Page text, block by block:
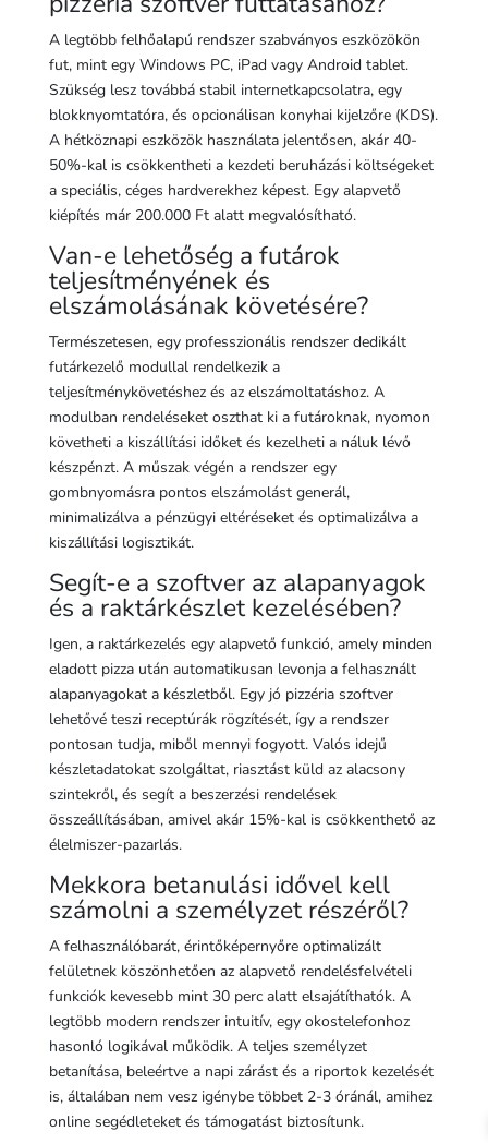
A legtöbb felhőalapú rendszer szabványos eszközökön
fut, mint egy Windows PC, iPad vagy Android tablet.
Szükség lesz továbbá stabil internetkapcsolatra, egy
blokknyomtatóra, és opcionálisan konyhai kijelzőre (KDS).
A hétköznapi eszközök használata jelentősen, akár 40-
50%-kal is csökkentheti a kezdeti beruházási költségeket
a speciális, céges hardverekhez képest. Egy alapvető
kiépítés már 200.000 Ft alatt megvalósítható.
Van-e lehetőség a futárok
teljesítményének és
elszámolásának követésére?
Természetesen, egy professzionális rendszer dedikált
futárkezelő modullal rendelkezik a
teljesítménykövetéshez és az elszámoltatáshoz. A
modulban rendeléseket oszthat ki a futároknak, nyomon
követheti a kiszállítási időket és kezelheti a náluk lévő
készpénzt. A műszak végén a rendszer egy
gombnyomásra pontos elszámolást generál,
minimalizálva a pénzügyi eltéréseket és optimalizálva a
kiszállítási logisztikát.
Segít-e a szoftver az alapanyagok
és a raktárkészlet kezelésében?
Igen, a raktárkezelés egy alapvető funkció, amely minden
eladott pizza után automatikusan levonja a felhasznált
alapanyagokat a készletből. Egy jó pizzéria szoftver
lehetővé teszi receptúrák rögzítését, így a rendszer
pontosan tudja, miből mennyi fogyott. Valós idejű
készletadatokat szolgáltat, riasztást küld az alacsony
szintekről, és segít a beszerzési rendelések
összeállításában, amivel akár 15%-kal is csökkenthető az
élelmiszer-pazarlás.
Mekkora betanulási idővel kell
számolni a személyzet részéről?
A felhasználóbarát, érintőképernyőre optimalizált
felületnek köszönhetően az alapvető rendelésfelvételi
funkciók kevesebb mint 30 perc alatt elsajátíthatók. A
legtöbb modern rendszer intuitív, egy okostelefonhoz
hasonló logikával működik. A teljes személyzet
betanítása, beleértve a napi zárást és a riportok kezelését
is, általában nem vesz igénybe többet 2-3 óránál, amihez
online segédleteket és támogatást biztosítunk.